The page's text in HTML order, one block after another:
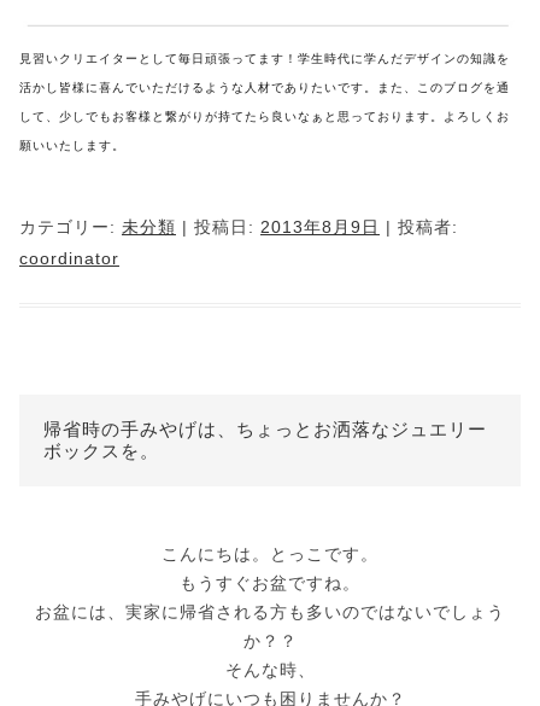
見習いクリエイターとして毎日頑張ってます！学生時代に学んだデザインの知識を
活かし 皆様に喜んでいただけるような人材でありたいです。 また、このブログを通
して、少しでもお客様と繋がりが持てたら良いなぁと思っております。 よろしくお
願いいたします。
カテゴリー: 未分類 | 投稿日: 2013年8月9日 | 投稿者:
coordinator
帰省時の手みやげは、ちょっとお洒落なジュエリー
ボックスを。
こんにちは。とっこです。
もうすぐお盆ですね。
お盆には、実家に帰省される方も多いのではないでしょう
か？？
そんな時、
手みやげにいつも困りませんか？